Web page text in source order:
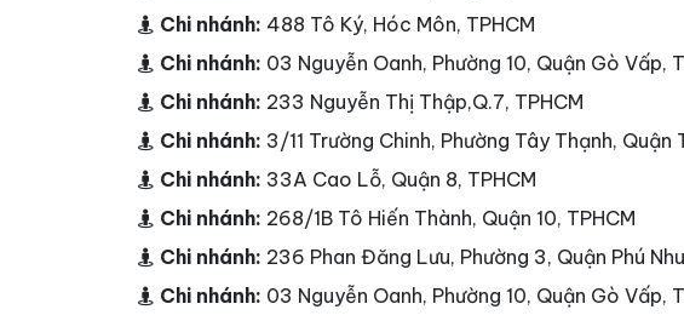
Chi nhánh: 488 Tô Ký, Hóc Môn, TPHCM
Chi nhánh: 03 Nguyễn Oanh, Phường 10, Quận Gò Vấp,
Chi nhánh: 233 Nguyễn Thị Thập,Q.7, TPHCM
Chi nhánh: 3/11 Trường Chinh, Phường Tây Thạnh, Quận
Chi nhánh: 33A Cao Lỗ, Quận 8, TPHCM
Chi nhánh: 268/1B Tô Hiến Thành, Quận 10, TPHCM
Chi nhánh: 236 Phan Đăng Lưu, Phường 3, Quận Phú
Chi nhánh: 03 Nguyễn Oanh, Phường 10, Quận Gò Vấp,